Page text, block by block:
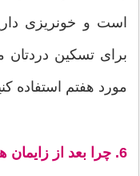
است و خونریزی
برای تسکین دردتان
مورد هفتم استفاده
6. چرا بعد از زایمان هنوز شكمم بزرگ است؟